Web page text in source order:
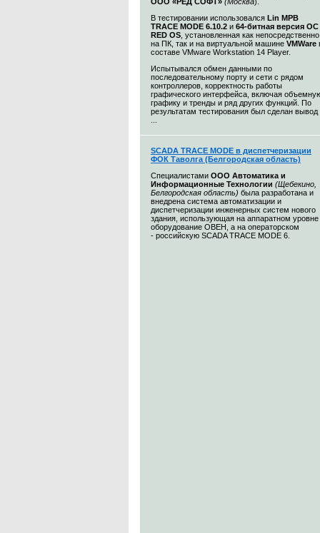
В тестировании использовался Lin МРВ
TRACE MODE 6.10.2 и 64-битная версия ОС
RED OS , установленная как непосредственно
на ПК, так и на виртуальной машине VMWare
составе VMware Workstation 14 Player.
Испытывался обмен данными по
последовательному порту и сети c рядом
контроллеров, корректность работы
графического интерфейса, включая
графику и тренды и ряд других функций. По
результатам тестирования был сделан вывод
SCADA TRACE MODE в диспетчеризации
ФОК Таволга (Белгородская область)
Специалистами ООО Автоматика и
Информационные Технологии (Щебекино,
Белгородская область) была разработана и
внедрена система автоматизации и
диспетчеризации инженерных систем нового
здания, использующая на аппаратном уровне
оборудование ОВЕН, а на операторском
- российскую SCADA TRACE MODE 6.